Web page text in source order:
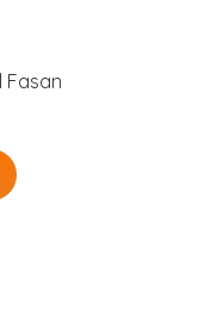
Fasan